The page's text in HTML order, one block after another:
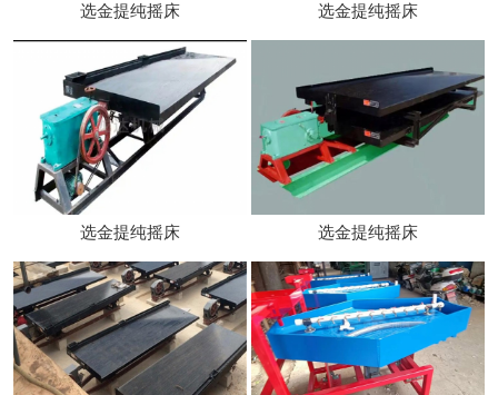
选金提纯摇床 选金提纯摇床
选金提纯摇床 选金提纯摇床